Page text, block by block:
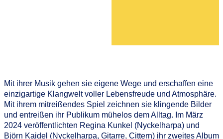
Mit ihrer Musik gehen sie eigene Wege und erschaffen eine
einzigartige Klangwelt voller Lebensfreude und Atmosphäre.
Mit ihrem mitreißendes Spiel zeichnen sie klingende Bilder
und entreißen ihr Publikum mühelos dem Alltag. Im März
2024 veröffentlichten Regina Kunkel (Nyckelharpa) und
Björn Kaidel (Nyckelharpa, Gitarre, Cittern) ihr zweites Album